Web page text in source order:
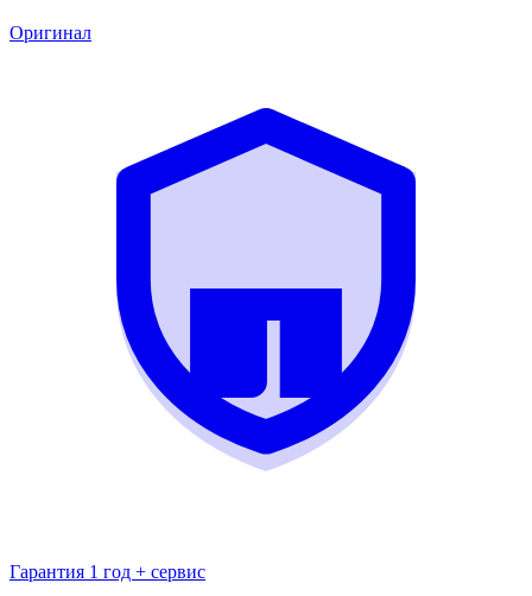
Оригинал
Гарантия 1 год + сервис